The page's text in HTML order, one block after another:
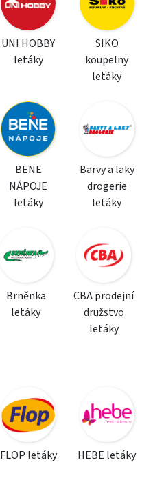
UNI HOBBY
letáky
SIKO
koupelny
letáky
BENE
NÁPOJE
letáky
Barvy a laky
drogerie
letáky
Brněnka
letáky
CBA prodejní
družstvo
letáky
FLOP letáky HEBE letáky